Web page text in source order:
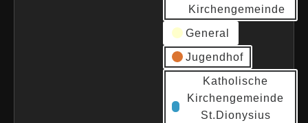
Kirchengemeinde
General
Jugendhof
Katholische
Kirchengemeinde
St.Dionysius